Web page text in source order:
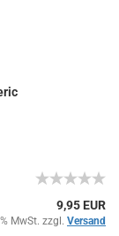
9,95 EUR
MwSt. zzgl. Versand